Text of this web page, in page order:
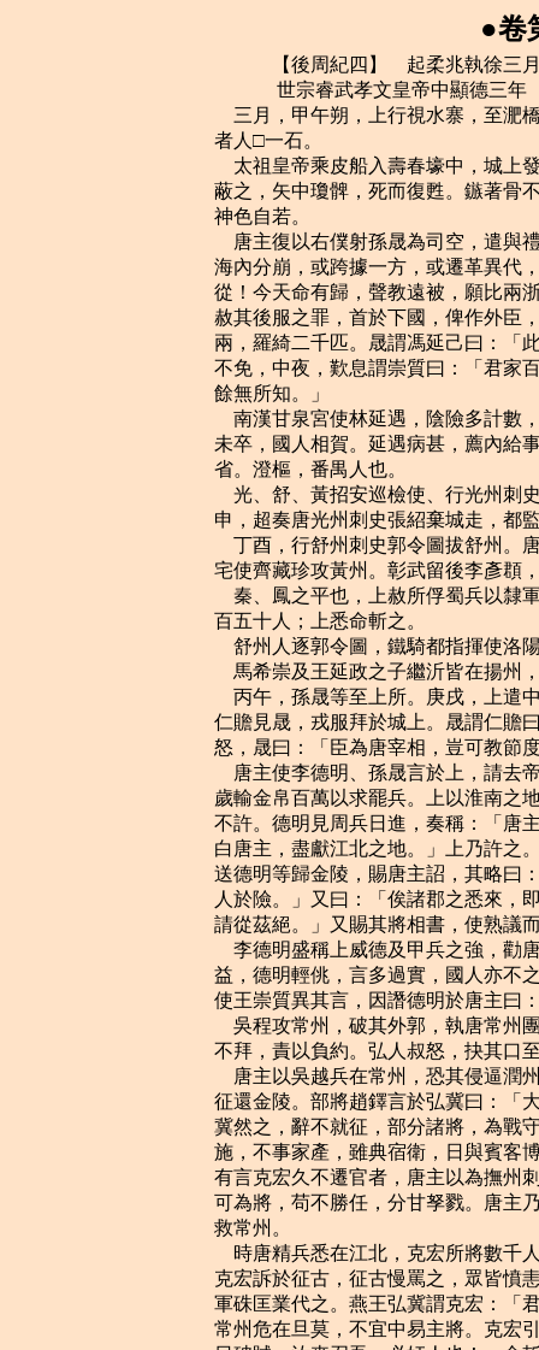
●卷
　　【後周紀四】　起柔兆執徐三月，盡強圉大荒落，凡一年有奇。
    　　 世宗睿武孝文皇帝中顯德三年（丙辰，公元九五六年）
    三月，甲午朔，上行視水寨，至淝橋，自取一石，馬上持之至寨以供砲，從官過橋
者人□一石。
    太祖皇帝乘皮船入壽春壕中，城上發連弩射之，矢大如屋椽。牙將館陶張瓊遽以身
蔽之，矢中瓊髀，死而復甦。鏃著骨不可出，瓊飲酒一大卮，令人破骨出之。流血數升，
神色自若。
    唐主復以右僕射孫晟為司空，遣與禮部尚書王崇質奉表入見，稱：「自天祐以來，
海內分崩，或跨據一方，或遷革異代，臣紹襲先業，奄有江表，顧以瞻烏未定，附鳳何
從！今天命有歸，聲教遠被，願比兩浙、湖南，仰奉正朔，謹守土疆，乞收薄伐之威，
赦其後服之罪，首於下國，俾作外臣，則柔遠之德，雲誰不服！」又獻金千兩，銀十萬
兩，羅綺二千匹。晟謂馮延己曰：「此行當在左相，晟若辭之，則負先帝。」既行，知
不免，中夜，歎息謂崇質曰：「君家百口，宜自為謀。吾思之熟矣，終不負永陵一培土，
餘無所知。」
    南漢甘泉宮使林延遇，陰險多計數，南漢主倚信之；誅滅諸弟，皆延遇之謀也。乙
未卒，國人相賀。延遇病甚，薦內給事龔澄樞自代，南漢主即日擢澄樞知承宣院及內侍
省。澄樞，番禺人也。
    光、舒、黃招安巡檢使、行光州刺史何超以安、隨、申、蔡四州兵數萬攻光州。丙
申，超奏唐光州刺史張紹棄城走，都監張承翰以城降。
    丁酉，行舒州刺史郭令圖拔舒州。唐蘄州將李福殺其知州王承巂，舉州來降。遣六
宅使齊藏珍攻黃州。彰武留後李彥頵，性貪虐，部民與羌胡作亂，攻之。上召彥頵還朝。
    秦、鳳之平也，上赦所俘蜀兵以隸軍籍，從征淮南，覆亡降於唐。癸卯，唐主表獻
百五十人；上悉命斬之。
    舒州人逐郭令圖，鐵騎都指揮使洛陽王審琦選輕騎夜襲舒州，復取之，令圖乃得歸。
    馬希崇及王延政之子繼沂皆在揚州，詔撫存之。
    丙午，孫晟等至上所。庚戌，上遣中使以孫晟詣壽春城下，示劉仁贍，且招諭之。
仁贍見晟，戎服拜於城上。晟謂仁贍曰：「君受國厚恩，不可開門納寇。」上聞之，甚
怒，晟曰：「臣為唐宰相，豈可教節度使外叛邪！」上乃釋之。
    唐主使李德明、孫晟言於上，請去帝號，割壽、濠、泗、楚、光、海六州之地。仍
歲輸金帛百萬以求罷兵。上以淮南之地已半為周有，諸將捷奏日至，欲盡得江北之地，
不許。德明見周兵日進，奏稱：「唐主不知陛下兵力如此之盛，願寬臣五日之誅，得歸
白唐主，盡獻江北之地。」上乃許之。晟因奏遣王崇質與德明俱歸。上遣供奉官安弘道
送德明等歸金陵，賜唐主詔，其略曰：「但存帝號，何爽歲寒！倘堅事大之心，終不迫
人於險。」又曰：「俟諸郡之悉來，即大軍之立罷。言盡於此，更不煩雲，苟曰未然，
請從茲絕。」又賜其將相書，使熟議而來。唐主復上表謝。
    李德明盛稱上威德及甲兵之強，勸唐主豁江北之地，唐主不悅。宋齊丘以割地為無
益，德明輕佻，言多過實，國人亦不之信。樞密使陳覺、副使李征古素惡德明與孫晟，
使王崇質異其言，因譖德明於唐主曰：「德明賣國求利。」唐主大怒，斬德明於市。
    吳程攻常州，破其外郭，執唐常州團練使趙仁澤，送於錢唐，仁澤見吳越王弘人叔
不拜，責以負約。弘人叔怒，抉其口至耳。元德昭憐其忠，為傅良藥，得不死。
    唐主以吳越兵在常州，恐其侵逼潤州，以宣、潤大都督燕王弘冀年少，恐其不習兵，
征還金陵。部將趙鐸言於弘冀曰：「大王元帥，眾心所恃，逆自退歸，所部必亂。」弘
冀然之，辭不就征，部分諸將，為戰守之備。龍武都虞候柴克宏，再用之子也，沉默好
施，不事家產，雖典宿衛，日與賓客博奕飲酒，未嘗言兵，時人以為非將帥才。至是，
有言克宏久不遷官者，唐主以為撫州刺史。克宏請效死行陳，其母亦表稱克宏有父風，
可為將，苟不勝任，分甘孥戮。唐主乃以克宏為右武衛將軍，使將兵會袁州刺史陸孟俊
救常州。
    時唐精兵悉在江北，克宏所將數千人皆羸老，樞密使李征古復以鎧仗之朽蠹者給之。
克宏訴於征古，征古慢罵之，眾皆憤恚，克宏怡然。至潤州，征古遣使召還，以神衛統
軍硃匡業代之。燕王弘冀謂克宏：「君但前戰，吾當論奏。」乃表克宏才略可以成功，
常州危在旦莫，不宜中易主將。克宏引兵徑趣常州，征古復遣使召之，克宏曰：「吾計
日破賊，汝來召吾，必奸人也！」命斬之。使者曰：「受李樞密命而來。」克宏曰：
「李樞密來，吾亦斬之！」
    初，鮑修讓、羅晟在福州，與吳程有隙，至是，程抑挫之，二人皆怨。先是，唐主
遣中書捨人喬匡舜使於吳越，壬子，柴克宏至常州，蒙其船以幕，匿甲士於其中，聲言
迎匡舜。吳越邏者以告，程曰：「兵交，使在其間，不可妄以為疑。」唐兵登岸，逕薄
吳越營，羅晟不力戰，縱之使趣程帳，程僅以身免。克宏大破吳越兵，斬首萬級。硃匡
業至行營，克宏事之甚謹。吳程至錢唐，吳越王弘人叔悉奪其官。
    甲寅，蜀主以捧聖控鶴都指揮使李廷珪為左右衛聖諸軍馬步都指揮使，仍分衛聖、
匡聖步騎為左右十軍，以武定節度使呂彥琦等為使，廷珪總之，如趙廷隱之任。
    初，柴克宏為宣州巡檢使，始至，城塹不修，器械皆闕，吏雲：「自田頵、王茂章、
李遇相繼叛，後人無敢治之者。」克宏曰：「時移事異，安有此理！」悉繕完之。由是
路彥銖攻之不克，聞吳程敗，乙卯，引歸。唐主以克宏為奉化節度使，克宏復請將兵救
壽州，未至而卒。
    河陽節度使白重贊以天子南征，慮北漢乘虛入寇，繕完守備，且請兵於西京。西京
留守王晏初不之與，又慮事出非常，乃自將兵赴之。重贊以晏不奉詔而來，拒不納，遣
人謂之曰：「令公昔在陝服，已立大功，河陽小城，不煩枉駕！」晏慚怍而還。孟、洛
之民，數日驚擾。
    唐主命諸道兵馬元帥齊王景達將兵拒周，以陳覺為監軍使，前武安節度使邊鎬為應
援都軍使。中書捨人韓熙載上書曰：「信莫信於親王，重莫重於元帥，安用監軍使為！」
唐主不從。遣鴻臚卿潘承祐詣泉、建召募驍勇，承祐薦前永安節度使許文稹、靜江指揮
使陳德誠、建州人鄭彥華、林仁肇。唐主以文稹為西面行營應援使，彥華、仁肇皆為將。
仁肇，仁翰之弟也。
    夏，四月，甲子，以侍衛新軍都指揮使、歸德節度使李重進為廬、壽等州招討使，
以武寧節度使武行德為濠州城下都部署。
    唐右衛將軍陸孟俊自常州將兵萬餘人趣泰州，周兵遁去，孟俊復取之，遣陳德誠戍
泰州。孟俊進攻揚州，屯於蜀岡，韓令坤棄揚州走。帝遣張永德將兵救之，令坤復入揚
州。帝又遣太祖皇帝將兵屯六合。太祖皇帝令曰：「揚州兵有過六合者，折其足！」令
坤始有固守之志。帝自至壽春以來，命諸軍晝夜攻城，久不克。會大雨，營中水深數尺，
攻具及士卒失亡頗多，糧運不繼，李德明失期不至，乃議旋師。或勸帝東幸濠州，聲言
壽州已破，從之。己巳，帝自壽春循淮而東，乙亥，至濠州。
    韓令坤敗唐兵於城東，擒陸孟俊。初，孟俊之廢馬希萼立希崇也，滅故舒州刺史楊
昭惲之族而取其財。楊氏有女美，獻於希崇。令坤入揚州，希崇以楊氏遺令坤，令坤嬖
之。既獲孟俊，將械送帝所。楊氏在簾下，忽撫膺慟哭。令坤驚問之，對曰：「孟俊昔
在潭州，殺妾家二百口。今見之，請復其冤。」令坤乃殺之。
    唐齊王景達將兵二萬自瓜步濟江，距六合二十餘里，設柵不進。諸將欲擊之，太祖
皇帝曰：「彼設柵自固，懼我也。今吾眾不滿二千，若往擊之，則彼見吾眾寡矣；不如
俟其來而擊之，破之必矣！」居數日，唐出兵趣六合，太祖皇帝奮擊，大破之，殺獲近
五千人，餘眾尚萬餘，走渡江，爭舟溺死者甚眾，於是唐之精卒盡矣。
    是戰也，士卒有不致力者。太祖皇帝陽為督戰，以劍斫其皮笠。明日，遍閱其皮笠，
有劍□亦者數十人，皆斬之，由是部兵莫敢不盡死，先是，唐主聞揚州失守，命四旁發
兵取之。己卯，韓令坤奏敗楚州兵萬餘人於灣頭堰，獲漣州刺史秦進崇。張永德奏敗泗
州兵萬餘人於曲溪堰。
    丙戌，以宣徽南院使向訓為淮南節度使兼沿江招討使。渦口奏新作浮梁成。丁亥，
帝自濠州如渦口。帝銳於進取，欲自至揚州，范質等以兵疲食少，泣諫而止。帝嘗怒翰
林學士竇儀，欲殺之，范質入救之。帝望見，知其意，即起避之。質趨前伏地，叩頭諫
曰：「儀罪不至死，臣為宰相，致陛下枉殺近臣，罪皆在臣。」繼之以泣。帝意解，乃
釋之。
    北漢葬神武帝於交城北山，廟號世祖。
    五月，壬辰朔，以渦口為鎮淮軍。
    丙申，唐永安節度使陳誨敗福州兵於南台江，俘斬千餘級。唐主更命永安曰忠義軍。
誨，德誠之父也。
    戊戌，帝留侍衛親軍都指揮使李重進等圍壽州，自渦口北歸，乙卯，至大梁。
    六月，壬申，赦淮南諸州系囚，除李氏非理賦役，事有不便於民者，委長吏以聞。
    侍衛步軍都指揮使、彰信節度使李繼勳營於壽州城南，唐劉仁贍伺繼勳無備，出兵
擊之，殺士卒數百人，焚其攻具。
    唐駕部員外郎硃元因奏事論用兵方略，唐主以為能，命將兵復江北諸州。
    秋，七月，辛卯朔，以周行逢為武平節度使，制置武安、靜江等軍事。行逢既兼總
湖、湘，乃矯前人之弊，留心民事，悉除馬氏橫賦，貪吏猾民為民害者皆去之，擇廉平
吏為刺史、縣令。朗州民、夷雜居，劉言，王逵舊將卒多驕橫，行逢壹以法治之，無所
寬假，眾怨懟且懼。有大將與其黨十餘人謀作亂，行逢知之，大會諸將，於座中擒之。
數曰：「吾惡衣Н食，充實府庫，正為汝曹，何負而反！今日之會，與汝訣也！」立撾
殺之，座上股栗。行逢曰：「諸君無罪，皆宜自安。」樂飲而罷。行逢多計數，善發隱
伏，將卒有謀亂及叛亡者，行逢必先覺，擒殺之，所部凜然。然性猜忍，常散遣人密詗
諸州事，其之邵州者，無事可覆命，但言刺史劉光委多宴飲。行逢曰：「光委數聚飲，
欲謀我邪！」即召還，殺之。親衛指揮使、衡州刺史張文表恐獲罪，求歸治所，行逢許
之。文表歲時饋獻甚厚，及謹事左右，由是得免。行逢妻鄖國夫人鄧氏，陋而剛決，善
治生，嘗諫行逢用法太嚴，人無親附者。行逢怒曰：「汝婦人何知！」鄧氏不悅，因請
之村墅視田園，遂不復歸府捨。行逢屢遣人迎之，不至。一旦，自帥僮僕來輸稅，行逢
就見之，曰：「吾為節度使，夫人何自苦如此！」鄧氏曰：「稅，官物也。公為節度使，
不先輸稅，何以率下！且獨不記為裡正代人輸稅以免楚撻時邪？」行逢欲與之歸，不可，
曰：「公誅殺太過，常恐一旦有變，村墅易為逃匿耳。」行逢慚怒，其僚屬曰：「夫人
言直，公宜納之。」
    行逢婿唐德求補吏，行逢曰：「汝才不堪為吏，吾今私汝則可矣。汝居官無狀，吾
不敢以法貸汝，則親戚之恩絕矣。」與之耕牛、農具而遣之。
    行逢少時嘗坐事黥，隸辰州銅坑，或說行逢：「公面有文，恐為朝廷使者所嗤，請
以藥滅之。」行逢曰：「吾聞漢有黥布，不害為英雄，吾何恥焉！」
    自劉言、王逵以來，屢舉兵，將吏積功及所羈縻蠻夷，檢校官至三公者以千數。前
天策府學士徐仲雅，自馬希廣之廢，杜門不仕，行逢慕之，署節度判官。仲雅曰：「行
逢昔趨事我，奈何為之幕吏！」辭疾不至。行逢迫脅固召之，面授文牒，終辭不取，行
逢怒，放之邵州，既而召還。會行逢生日，諸道各遣使致賀，行逢有矜色，謂仲雅曰：
「自吾兼鎮三府，四鄰亦畏我乎？」仲雅曰：「侍中境內，彌天太保，遍地司空，四鄰
那得不畏！」行逢復放之邵州，竟不能屈。有僧仁及，為行逢所信任，軍府事皆預之，
亦加檢校司空，娶數妻，出入導從如王公。
    辛亥，宣懿皇後符氏殂。
    唐將硃元取舒州，刺史郭令圖棄城走。李平取蘄州。唐主以元為舒州團練使，平為
蘄州刺史。元又取和州。
    初，唐人以茶鹽強民而征其粟帛，謂之博征，又興營田於淮南，民甚苦之。及周師
至，爭奉牛酒迎勞。而將帥不之恤，專事俘掠，視民如土芥。民皆失望，相聚山澤，立
堡壁自固，操農器為兵，積紙為甲，時人謂之「白甲軍」。周兵討之，屢為所敗，先所
得唐諸州，多復為唐有。唐之援兵營於紫金山，與壽春城中烽火相應。淮南節度使向訓
奏請以廣陵之兵並力攻壽春，俟克城，更圖進取，詔許之。訓封府庫以授揚州主者，命
揚州牙將分部按行城中，秋毫不犯，揚州民感悅，軍還，或負糗□以送之。滁州守將亦
棄城去，皆引兵趣壽春。
    唐諸將請據險以邀周師，宋齊丘曰：「如此，則怨益深，不如縱之，以德於敵，則
兵易解也。」乃命諸將各自守，毋得擅出擊周兵。由是壽春之圍益急。齊王景達軍於濠
州，遙為壽州聲援，軍政皆出於陳覺，景達署紙尾而已。擁兵五萬，無決戰意，將吏畏
覺，無敢言者。
    八月，戊辰，端明殿學士王樸、司天少監王處訥撰《顯德欽天歷》，上之。詔自來
歲行之。
    殿前都指揮使、義成節度使張永德屯下蔡，唐將林仁肇以水陸軍援壽春。永德與之
戰，仁肇以船實薪芻，因風縱火，欲焚下蔡浮梁，俄而風回，唐兵敗退。永德為鐵綆千
餘尺，距浮梁十餘步，橫絕淮流，系以巨木，由是唐兵不能近。
    九月，丙午，以端明殿